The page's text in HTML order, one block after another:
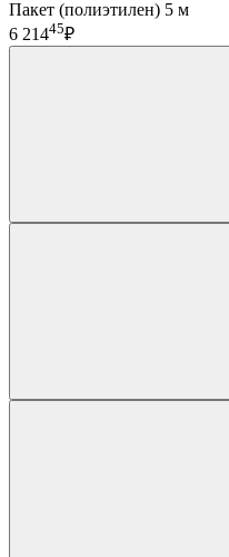
Пакет (полиэтилен) 5 м
6 21445₽